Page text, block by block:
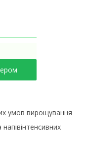
умов вирощування